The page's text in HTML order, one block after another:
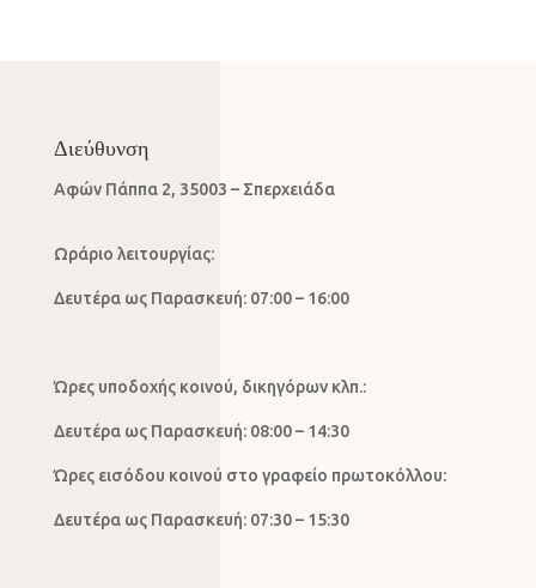
Διεύθυνση
Αφών Πάππα 2, 35003 – Σπερχειάδα
Ωράριο λειτουργίας:
Δευτέρα ως Παρασκευή: 07:00 – 16:00
Ώρες υποδοχής κοινού, δικηγόρων κλπ.:
Δευτέρα ως Παρασκευή: 08:00 – 14:30
Ώρες εισόδου κοινού στο γραφείο πρωτοκόλλου:
Δευτέρα ως Παρασκευή: 07:30 – 15:30